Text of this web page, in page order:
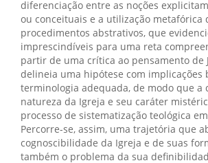
diferenciação entre as noções
ou conceituais e a utilização metafórica
procedimentos abstrativos, que
imprescindíveis para uma reta
partir de uma crítica ao pensamento de
delineia uma hipótese com implicações
terminologia adequada, de modo que a
natureza da Igreja e seu caráter
processo de sistematização teológica
Percorre-se, assim, uma trajetória que
cognoscibilidade da Igreja e de suas
também o problema da sua